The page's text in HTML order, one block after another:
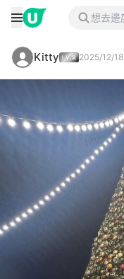
Kitty 2025/12/18